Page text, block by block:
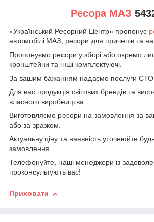
Ресора МАЗ
«Український Ресорний Центр» пропонує
автомобілі МАЗ, ресори для причепів та
Пропонуємо ресори у зборі або окремо
кронштейни та інші комплектуючі.
За вашим бажанням надаємо послуги СТО
Для вас продукція світових брендів та
власного виробництва.
Виготовляємо ресори на замовлення за
або за зразком.
Актуальну ціну та наявність уточнюйте
замовлення.
Телефонуйте, наші менеджери із
проконсультують вас!
Приховати